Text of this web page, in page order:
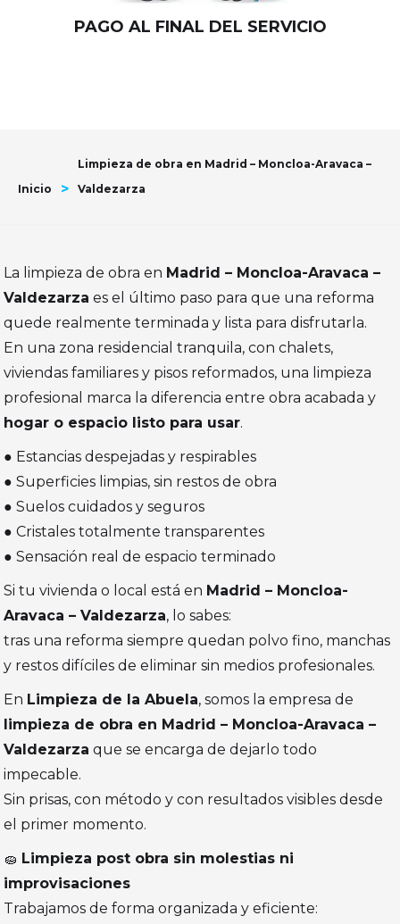
PAGO AL FINAL DEL SERVICIO
Inicio >
Limpieza de obra en Madrid – Moncloa-Aravaca –
Valdezarza
La limpieza de obra en Madrid – Moncloa-Aravaca –
Valdezarza es el último paso para que una reforma
quede realmente terminada y lista para disfrutarla.
En una zona residencial tranquila, con chalets,
viviendas familiares y pisos reformados, una limpieza
profesional marca la diferencia entre obra acabada y
hogar o espacio listo para usar.
● Estancias despejadas y respirables
● Superficies limpias, sin restos de obra
● Suelos cuidados y seguros
● Cristales totalmente transparentes
● Sensación real de espacio terminado
Si tu vivienda o local está en Madrid – Moncloa-
Aravaca – Valdezarza, lo sabes:
tras una reforma siempre quedan polvo fino, manchas
y restos difíciles de eliminar sin medios profesionales.
En Limpieza de la Abuela, somos la empresa de
limpieza de obra en Madrid – Moncloa-Aravaca –
Valdezarza que se encarga de dejarlo todo
impecable.
Sin prisas, con método y con resultados visibles desde
el primer momento.
🧽 Limpieza post obra sin molestias ni
improvisaciones
Trabajamos de forma organizada y eficiente: